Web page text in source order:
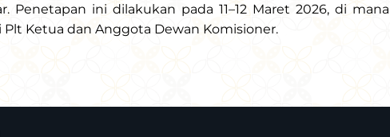
Penetapan ini dilakukan pada 11–12 Maret 2026, di mana
Ketua dan Anggota Dewan Komisioner.